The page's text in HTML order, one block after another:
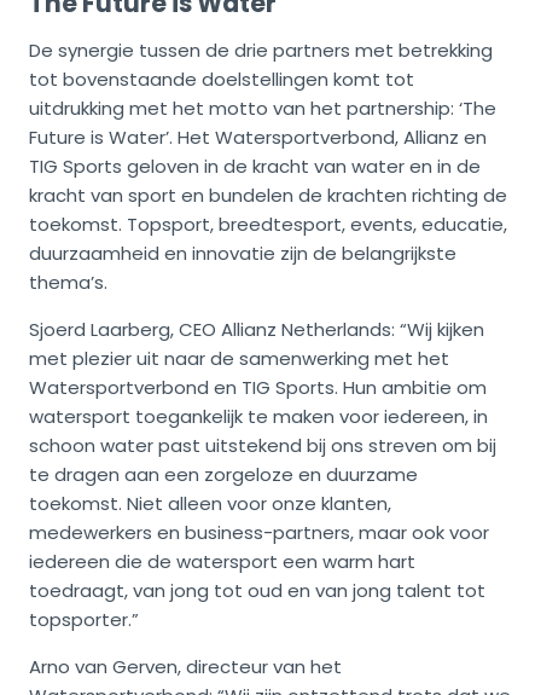
De synergie tussen de drie partners met betrekking
tot bovenstaande doelstellingen komt tot
uitdrukking met het motto van het partnership: ‘The
Future is Water’. Het Watersportverbond, Allianz en
TIG Sports geloven in de kracht van water en in de
kracht van sport en bundelen de krachten richting de
toekomst. Topsport, breedtesport, events, educatie,
duurzaamheid en innovatie zijn de belangrijkste
thema’s.
Sjoerd Laarberg, CEO Allianz Netherlands: “Wij kijken
met plezier uit naar de samenwerking met het
Watersportverbond en TIG Sports. Hun ambitie om
watersport toegankelijk te maken voor iedereen, in
schoon water past uitstekend bij ons streven om bij
te dragen aan een zorgeloze en duurzame
toekomst. Niet alleen voor onze klanten,
medewerkers en business-partners, maar ook voor
iedereen die de watersport een warm hart
toedraagt, van jong tot oud en van jong talent tot
topsporter.”
Arno van Gerven, directeur van het